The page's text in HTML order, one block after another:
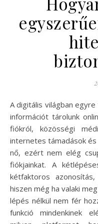
A digitális világban egyre több személyes adatot és fontos
információt tárolunk
fiókról, közösségi
internetes támadások
nő, ezért nem elég
fiókjainkat. A
kétfaktoros
hiszen még ha valaki
lépés nélkül nem fér
funkció mindenkinek